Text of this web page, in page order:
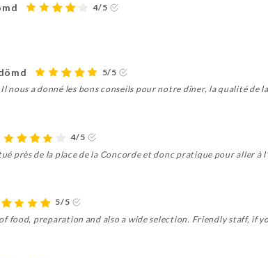
4/5
5/5
nous a donné les bons conseils pour notre dîner, la qualité de
4/5
près de la place de la Concorde et donc pratique pour aller à
5/5
food, preparation and also a wide selection. Friendly staff, if